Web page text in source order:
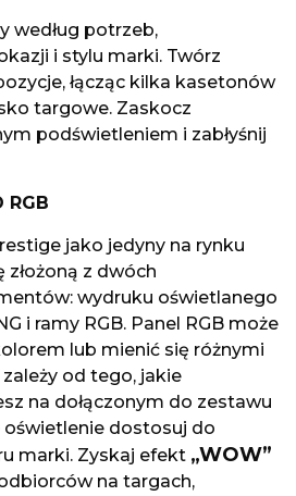
według potrzeb,
i stylu marki. Twórz
łącząc kilka kasetonów
targowe. Zaskocz
podświetleniem i zabłyśnij
RGB
jako jedyny na rynku
z dwóch
wydruku oświetlanego
i ramy RGB. Panel RGB może
lub mienić się różnymi
od tego, jakie
na dołączonym do zestawu
oświetlenie dostosuj do
marki. Zyskaj efekt „WOW”
na targach,